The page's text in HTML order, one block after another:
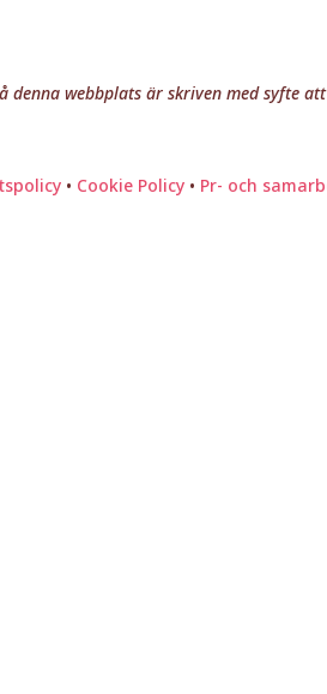
webbplats är skriven med syfte
• Cookie Policy • Pr- och